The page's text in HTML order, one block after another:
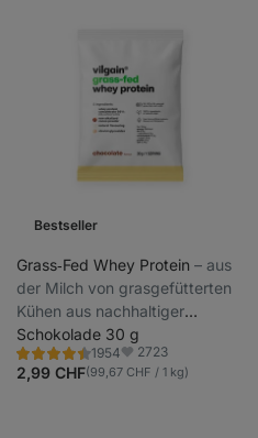
Bestseller
Grass‑Fed Whey Protein ⁠–⁠ aus
der Milch von grasgefütterten
Kühen aus nachhaltiger
Haltung, mit Stevia gesüßt,
ultrafiltriert bei niedrigen
Temperaturen
Schokolade 30 g
1954
Bewertung
4.4/5,
1954
Favoriten
2723
2,99 CHF(99,67 CHF / 1 kg)